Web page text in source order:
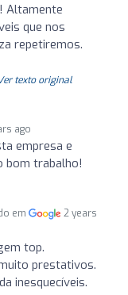
Altamente
que nos
repetiremos.
texto original
ago
empresa e
bom trabalho!
em
2 years
top.
prestativos.
inesquecíveis.